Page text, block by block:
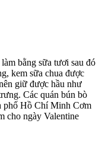
bằng sữa tươi sau đó
kem sữa chua được
giữ được hầu như
Các quán bún bò
phố Hồ Chí Minh Cơm
cho ngày Valentine